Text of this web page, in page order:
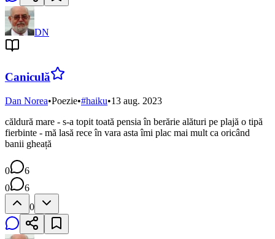
DN
Caniculă
Dan Norea•Poezie•#haiku•13 aug. 2023
căldură mare - s-a topit toată pensia în berărie alături pe plajă o tipă
fierbinte - mă lasă rece în vara asta îmi plac mai mult ca oricând
banii gheață
0
6
0
6
0